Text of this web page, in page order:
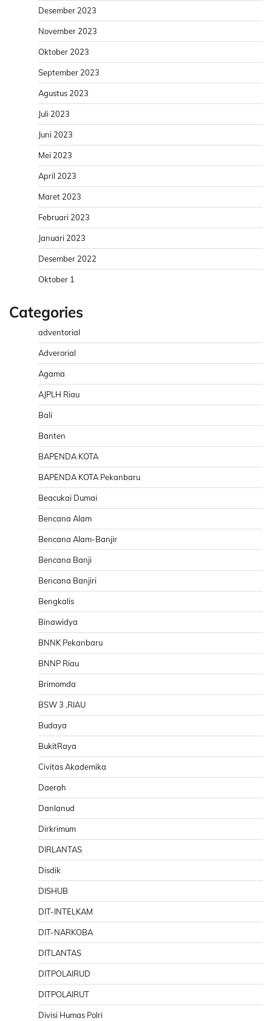
Desember 2023
November 2023
Oktober 2023
September 2023
Agustus 2023
Juli 2023
Juni 2023
Mei 2023
April 2023
Maret 2023
Februari 2023
Januari 2023
Desember 2022
Oktober 1
Categories
adventorial
Adverorial
Agama
AJPLH Riau
Bali
Banten
BAPENDA KOTA
BAPENDA KOTA Pekanbaru
Beacukai Dumai
Bencana Alam
Bencana Alam-Banjir
Bencana Banji
Bencana Banjiri
Bengkalis
Binawidya
BNNK Pekanbaru
BNNP Riau
Brimomda
BSW 3 ,RIAU
Budaya
BukitRaya
Civitas Akademika
Daerah
Danlanud
Dirkrimum
DIRLANTAS
Disdik
DISHUB
DIT-INTELKAM
DIT-NARKOBA
DITLANTAS
DITPOLAIRUD
DITPOLAIRUT
Divisi Humas Polri